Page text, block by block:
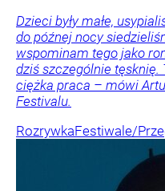
Dzieci były małe,
do późnej nocy
wspominam tego jako
dziś szczególnie tęsknię.
ciężka praca – mówi
Festivalu.
RozrywkaFestiwale/